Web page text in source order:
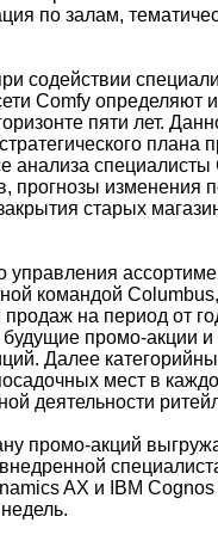
по залам,
содействии
Comfy определяют
пяти лет.
плана
анализа
изменения
старых
управления
командой
на период от
промо-акции
Далее
мест в
деятельности
промо-акций
AX и IBM